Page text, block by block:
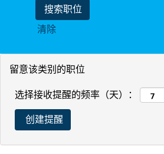
清除
留意该类别的职位
选择接收提醒的频率（天）：